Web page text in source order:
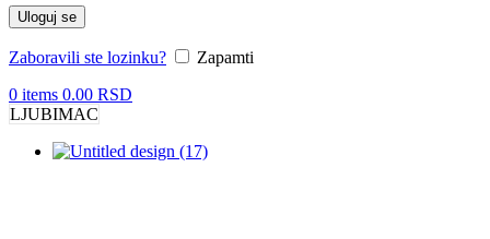
Uloguj se
Zaboravili ste lozinku?
Zapamti
0 items 0.00 RSD
LJUBIMAC